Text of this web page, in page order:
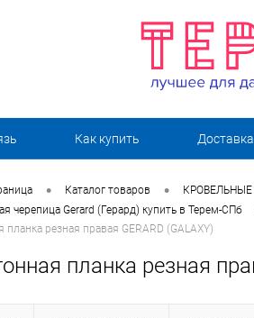
Как купить Доставка
• Каталог товаров •
черепица Gerard (Герард) купить в Терем-СПб
резная правая GERARD (GALAXY)
планка резная